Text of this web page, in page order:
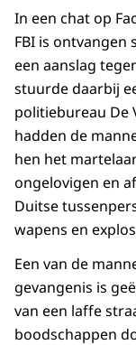
In een chat op
FBI is ontvangen
een aanslag
stuurde daarbij
politiebureau De
hadden de
hen het
ongelovigen en
Duitse
wapens en
Een van de
gevangenis is
van een laffe
boodschappen